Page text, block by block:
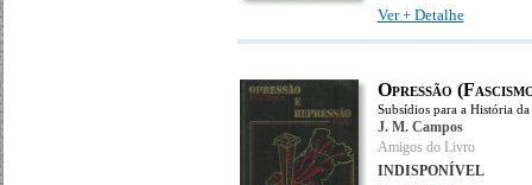
Ver + Detalhe
Opressão
Subsídios para a História da
J. M. Campos
Amigos do Livro
INDISPONÍVEL